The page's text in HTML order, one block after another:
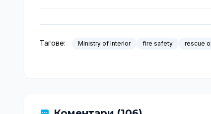
Тагове: Ministry of Interior fire safety rescue